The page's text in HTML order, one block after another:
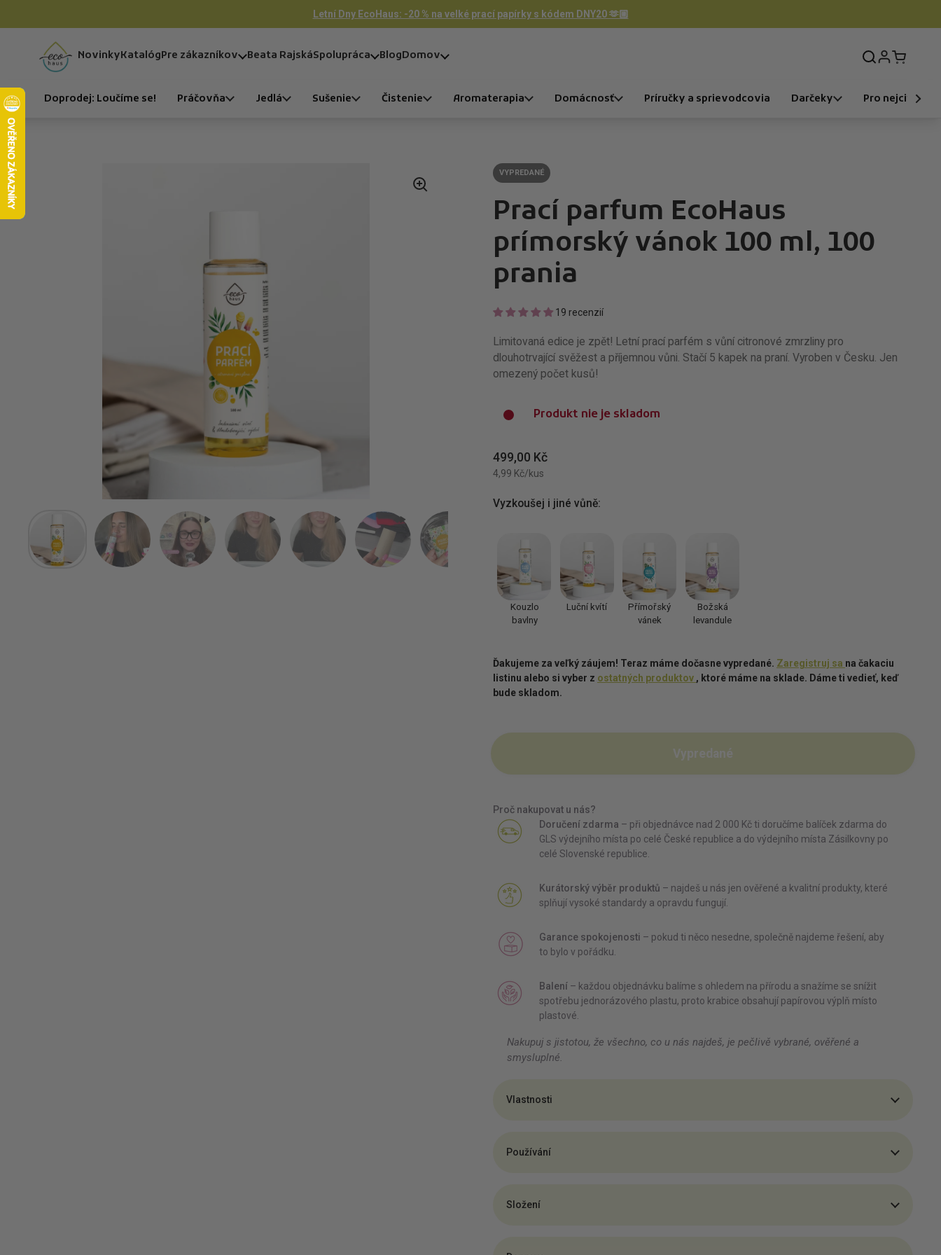
Letní Dny EcoHaus: -20 % na velké prací papírky s kódem DNY20 🫶🏼
Domov
NovinkyKatalógPre zákazníkov Beata RajskáSpolupráca BlogDomov Prihlásenie
Otvorit
Doprodej: Loučíme se! Práčovňa Jedlá Sušenie Čistenie Aromaterapia Domácnosť Príručky a sprievodcovia Darčeky Pro nejcitlivější
VYPREDANÉ
Prací parfum EcoHaus
prímorský vánok 100 ml, 100
prania
19 recenzií
Limitovaná edice je zpět! Letní prací parfém s vůní citronové zmrzliny pro
dlouhotrvající svěžest a příjemnou vůni. Stačí 5 kapek na praní. Vyroben v Česku. Jen
omezený počet kusů!
Produkt nie je skladom
499,00 Kč
4,99 Kč/kus
Vyzkoušej i jiné vůně:
Kouzlo
bavlny
Luční kvítí
Přímořský
vánek
Božská
levandule
Ďakujeme za veľký záujem! Teraz máme dočasne vypredané. Zaregistruj sa na čakaciu
listinu alebo si vyber z ostatných produktov , ktoré máme na sklade. Dáme ti vedieť, keď
bude skladom.
Vypredané
Proč nakupovat u nás?
Doručení zdarma – při objednávce nad 2 000 Kč ti doručíme balíček zdarma do
GLS výdejního místa po celé České republice a do výdejního místa Zásilkovny po
celé Slovenské republice.
Kurátorský výběr produktů – najdeš u nás jen ověřené a kvalitní produkty, které
splňují vysoké standardy a opravdu fungují.
Garance spokojenosti – pokud ti něco nesedne, společně najdeme řešení, aby
to bylo v pořádku.
Balení – každou objednávku balíme s ohledem na přírodu a snažíme se snížit
spotřebu jednorázového plastu, proto krabice obsahují papírovou výplň místo
plastové.
Nakupuj s jistotou, že všechno, co u nás najdeš, je pečlivě vybrané, ověřené a
smysluplné.
Vlastnosti
Používání
Složení